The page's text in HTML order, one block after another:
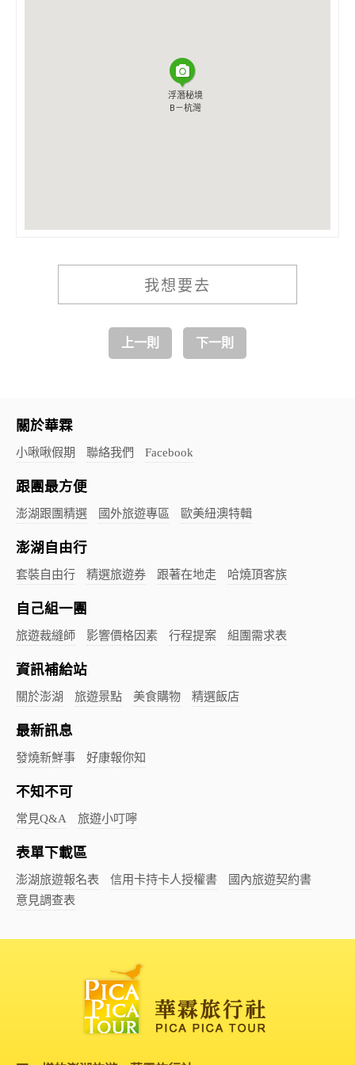
浮潛秘境
B－杭灣
浮潛秘境
B－杭灣
我想要去
上一則 下一則
關於華霖
小啾啾假期 聯絡我們 Facebook
跟團最方便
澎湖跟團精選 國外旅遊專區 歐美紐澳特輯
澎湖自由行
套裝自由行 精選旅遊券 跟著在地走 哈燒頂客族
自己組一團
旅遊裁縫師 影響價格因素 行程提案 組團需求表
資訊補給站
關於澎湖 旅遊景點 美食購物 精選飯店
最新訊息
發燒新鮮事 好康報你知
不知不可
常見Q&A 旅遊小叮嚀
表單下載區
澎湖旅遊報名表 信用卡持卡人授權書
國內旅遊契約書
意見調查表